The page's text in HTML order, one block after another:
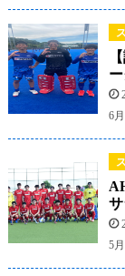
6
サ
5